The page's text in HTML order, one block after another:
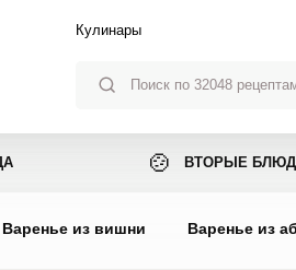
Кулинары
🍲 ВТОРЫЕ
Варенье из вишни Варенье из